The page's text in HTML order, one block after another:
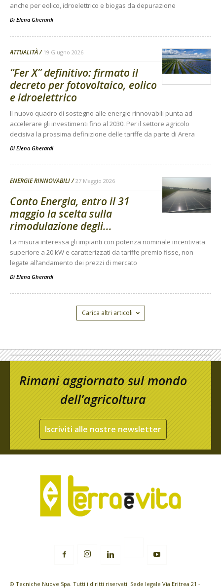
anche per eolico, idroelettrico e biogas da depurazione
Di Elena Gherardi
ATTUALITÀ 19 Giugno 2026
“Fer X” definitivo: firmato il
decreto per fotovoltaico, eolico
e idroelettrico
Il nuovo quadro di sostegno alle energie rinnovabili punta ad
accelerare gli investimenti fino al 2030. Per il settore agricolo
decisiva la prossima definizione delle tariffe da parte di Arera
Di Elena Gherardi
ENERGIE RINNOVABILI 27 Maggio 2026
Conto Energia, entro il 31
maggio la scelta sulla
rimodulazione degli...
La misura interessa gli impianti con potenza nominale incentivata
superiore a 20 kW e caratterizzati da tariffe premio fisse, non
legate all’andamento dei prezzi di mercato
Di Elena Gherardi
Carica altri articoli
Rimani aggiornato sul mondo
dell’agricoltura
Iscriviti alle nostre newsletter
© Tecniche Nuove Spa. Tutti i diritti riservati. Sede legale Via Eritrea 21 -